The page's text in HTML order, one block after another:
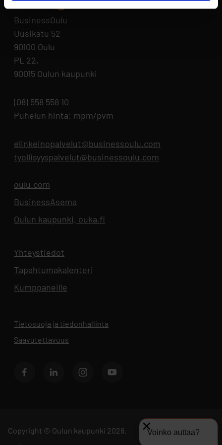
BusinessOulu
Uusikatu 52
90100 Oulu
PL 22,
90015 Oulun kaupunki
(08) 558 558 10
Puhelun hinta: mpm/pvm
elinkeinopalvelut@businessoulu.com
tyollisyyspalvelut@businessoulu.com
oulu.com
BusinessAsema
Oulun kaupunki, ouka.fi
Yhteystiedot
Tapahtumakalenteri
Kumppaneille
Tietosuoja ja tiedonhallinta
Saavutettavuus
FacebookLinkedIn InstagramYoutube
Copyright © Oulun kaupunki 2026. Voinko auttaa?